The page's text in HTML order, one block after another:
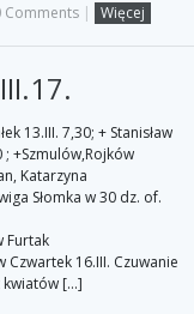
Comments | Więcej
13.III. 7,30; + Stanisław
; +Szmulów,Rojków
Katarzyna
Słomka w 30 dz. of.
Furtak
Czwartek 16.III. Czuwanie
kwiatów […]